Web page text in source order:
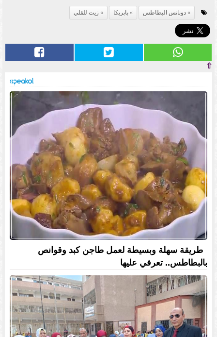
دوناتس البطاطس بابريكا زيت للقلي
⇧
طريقة سهلة وبسيطة لعمل طاجن كبد وقوانص
بالبطاطس.. تعرفي عليها